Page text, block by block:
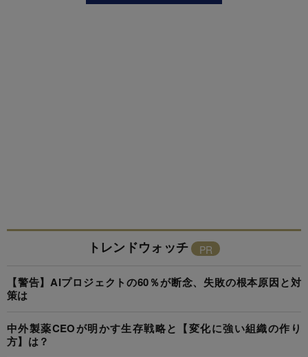
トレンドウォッチ
【警告】AIプロジェクトの60％が断念、失敗の根本原因と対
策は
中外製薬CEOが明かす生存戦略と【変化に強い組織の作り
方】は？